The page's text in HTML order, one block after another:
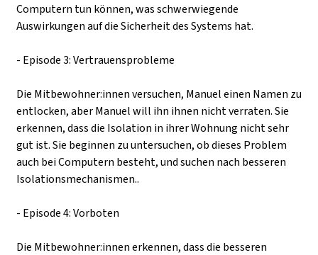
Computern tun können, was schwerwiegende
Auswirkungen auf die Sicherheit des Systems hat.
- Episode 3: Vertrauensprobleme
Die Mitbewohner:innen versuchen, Manuel einen Namen zu
entlocken, aber Manuel will ihn ihnen nicht verraten. Sie
erkennen, dass die Isolation in ihrer Wohnung nicht sehr
gut ist. Sie beginnen zu untersuchen, ob dieses Problem
auch bei Computern besteht, und suchen nach besseren
Isolationsmechanismen..
- Episode 4: Vorboten
Die Mitbewohner:innen erkennen, dass die besseren